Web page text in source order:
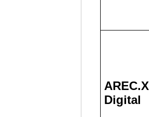
AREC.X
Digital